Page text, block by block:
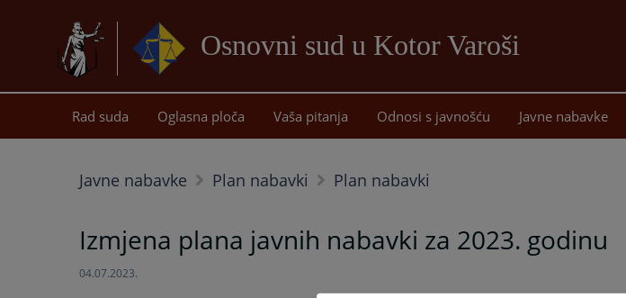
Osnovni sud u Kotor Varoši
sadržaj
Rad suda Oglasna ploča Vaša pitanja Odnosi s javnošću Javne nabavke
Javne nabavke Plan nabavki Plan nabavki
Izmjena plana javnih nabavki za 2023. godinu
04.07.2023.